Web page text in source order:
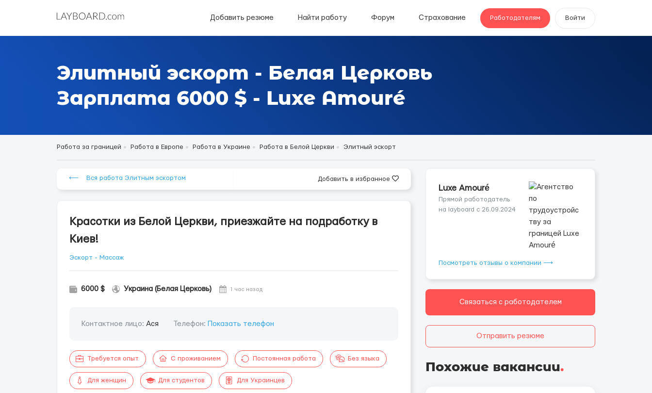
Добавить резюме Найти работу Форум Страхование Работодателям Войти
Элитный эскорт - Белая Церковь
Зарплата 6000 $ - Luxe Amouré
Работа за границей Работа в Европе Работа в Украине Работа в Белой Церкви Элитный эскорт
⟵ Вся работа Элитным эскортом Добавить в избранное
Красотки из Белой Церкви, приезжайте на подработку в
Киев!
Эскорт - Массаж
6000 $ Украина (Белая Церковь) 1 час назад
Контактное лицо: Ася Телефон: Показать телефон
Требуется опыт С проживанием Постоянная работа Без языка
Для женщин Для студентов Для Украинцев
Luxe Amouré
Прямой работодатель
на layboard с 26.09.2024
Посмотреть отзывы о компании ⟶
Связаться с работодателем
Отправить резюме
Похожие вакансии.